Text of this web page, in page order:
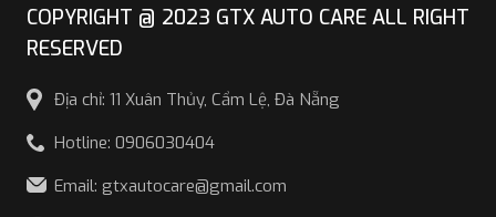
bao gồm:
Phát hiện các phương tiện trong vùng điểm mù.
Cảnh báo khi xe chuyển lane.
COPYRIGHT @ 2023 GTX AUTO CARE ALL RIGHT
RESERVED
Địa chỉ: 11 Xuân Thủy, Cẩm Lệ, Đà Nẵng
Hotline: 0906030404
Email: gtxautocare@gmail.com